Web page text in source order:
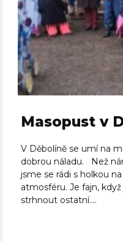
Masopust v
V Děbolíně se umí na
dobrou náladu. Než
jsme se rádi s holkou
atmosféru. Je fajn,
strhnout ostatní....